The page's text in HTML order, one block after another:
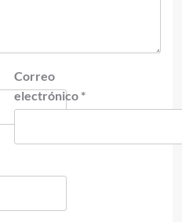
Correo
electrónico *